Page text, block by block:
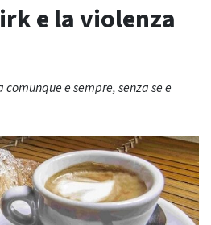
e la violenza
e sempre, senza se e